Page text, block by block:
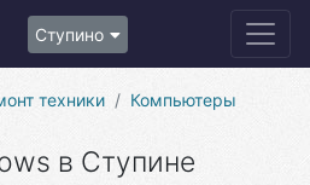
Ступино
техники
Компьютеры
в Ступине